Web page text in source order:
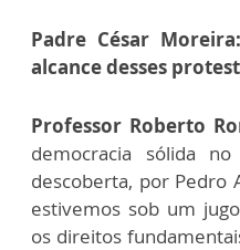
Padre César
alcance desses
Professor Roberto
democracia sólida
descoberta, por Pedro
estivemos sob um
os direitos